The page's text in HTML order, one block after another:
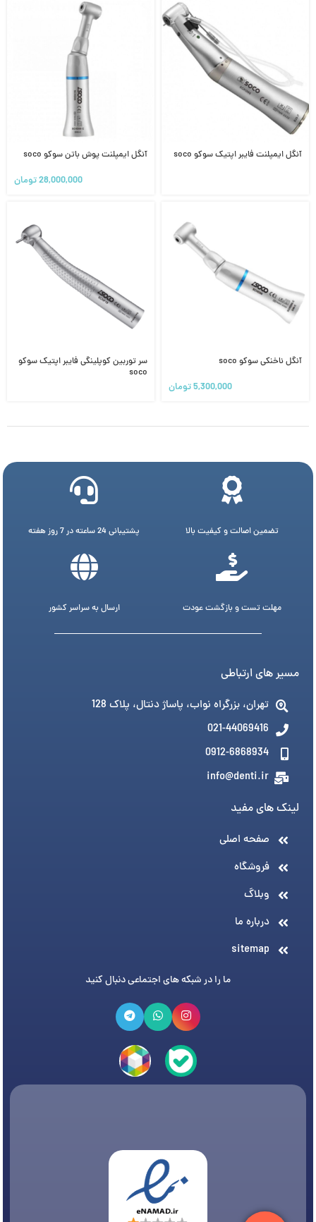
آنگل ایمپلنت فایبر اپتیک سوکو soco آنگل ایمپلنت پوش باتن سوکو soco
28,000,000تومان
آنگل ناخنکی سوکو soco
5,300,000تومان
سر توربین کوپلینگی فایبر اپتیک سوکو
soco
تضمین اصالت و کیفیت بالا پشتیبانی 24 ساعته در 7 روز هفته
مهلت تست و بازگشت عودت ارسال به سراسر کشور
مسیر های ارتباطی
تهران، بزرگراه نواب، پاساژ دنتال، پلاک 128
021-44069416
0912-6868934
info@denti.ir
لینک های مفید
صفحه اصلی
فروشگاه
وبلاگ
درباره ما
sitemap
ما را در شبکه های اجتماعی دنبال کنید